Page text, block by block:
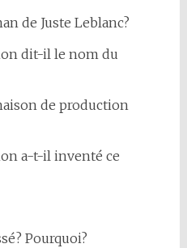
de Juste Leblanc?
dit-il le nom du
de production
a-t-il inventé ce
Pourquoi?